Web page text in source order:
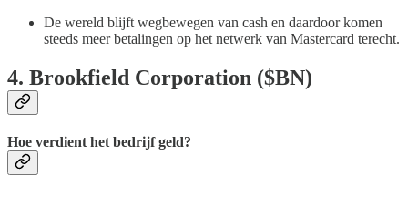
De wereld blijft wegbewegen van cash en daardoor komen
steeds meer betalingen op het netwerk van Mastercard terecht.
4. Brookfield Corporation ($BN)
Hoe verdient het bedrijf geld?